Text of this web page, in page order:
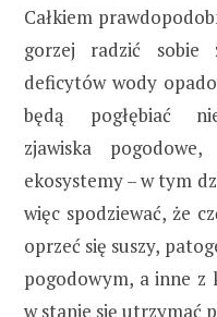
Całkiem
gorzej radzić
deficytów wody
będą pogłębiać
zjawiska
ekosystemy – w tym
więc spodziewać, że
oprzeć się suszy,
pogodowym, a inne z
w stanie się utrzymać